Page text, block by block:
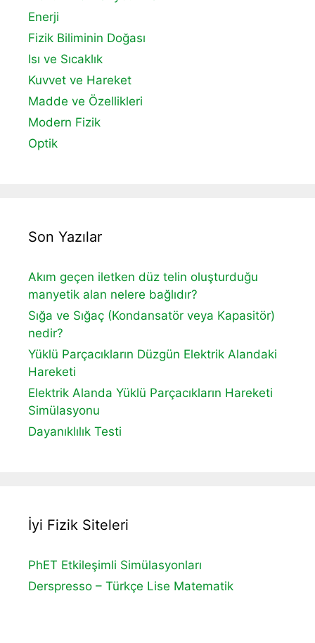
Enerji
Fizik Biliminin Doğası
Isı ve Sıcaklık
Kuvvet ve Hareket
Madde ve Özellikleri
Modern Fizik
Optik
Son Yazılar
Akım geçen iletken düz telin oluşturduğu
manyetik alan nelere bağlıdır?
Sığa ve Sığaç (Kondansatör veya Kapasitör)
nedir?
Yüklü Parçacıkların Düzgün Elektrik Alandaki
Hareketi
Elektrik Alanda Yüklü Parçacıkların Hareketi
Simülasyonu
Dayanıklılık Testi
İyi Fizik Siteleri
PhET Etkileşimli Simülasyonları
Derspresso – Türkçe Lise Matematik